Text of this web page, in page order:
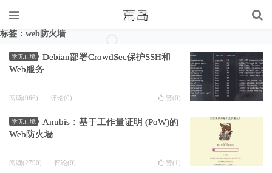
标签：web防火墙
学无止境
Debian部署CrowdSec保护SSH和
Web服务
阅读(966) 评论(0) 赞(0)
学无止境
Anubis：基于工作量证明 (PoW)的
Web防火墙
阅读(2790) 评论(0) 赞(1 )